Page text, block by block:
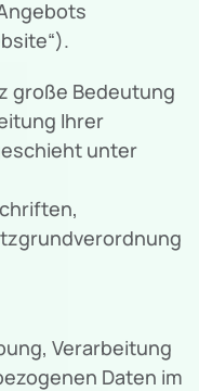
große Bedeutung
Ihrer
unter
Verarbeitung
Daten im